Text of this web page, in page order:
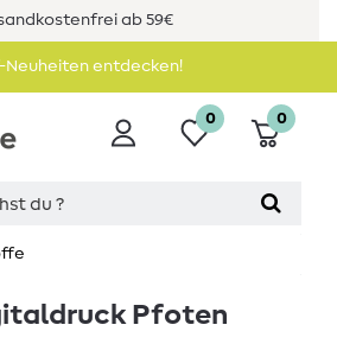
ab 59€
Neuheiten entdecken!
0 0
Pfoten